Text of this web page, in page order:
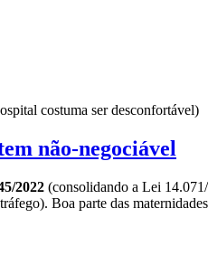
costuma ser desconfortável)
não-negociável
2022 (consolidando a Lei
Boa parte das